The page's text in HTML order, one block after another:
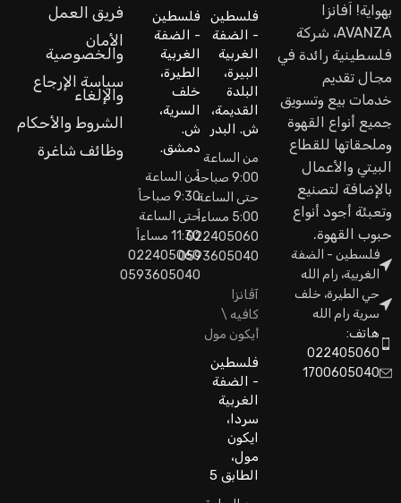
بهواية! اَفانزا
AVANZA، شركة
فلسطينية رائدة في
مجال تقديم
خدمات بيع وتسويق
جميع أنواع القهوة
وملحقاتها للقطاع
البيتي والأعمال
بالإضافة لتصنيع
وتعبئة أجود أنواع
حبوب القهوة.
فلسطين - الضفة
الغربية، رام الله
حي الطيرة، خلف
سرية رام الله
هاتف:
022405060
1700605040
فلسطين
- الضفة
الغربية
البيرة،
البلدة
القديمة،
ش. البدر
من الساعة
9:00 صباحاً
حتى الساعة
5:00 مساءاً
022405060
0593605040
فلسطين
- الضفة
الغربية
الطيرة،
خلف
السرية،
ش.
دمشق.
من الساعة
9:30 صباحاً
حتى الساعة
11:30 مساءاً
022405060
0593605040
آڤانزا
كافيه \
أيكون مول
فلسطين
- الضفة
الغربية
سردا،
ايكون
مول،
الطابق 5
فريق العمل
الأمان
والخصوصية
سياسة الإرجاع
والإلغاء
الشروط والأحكام
وظائف شاغرة